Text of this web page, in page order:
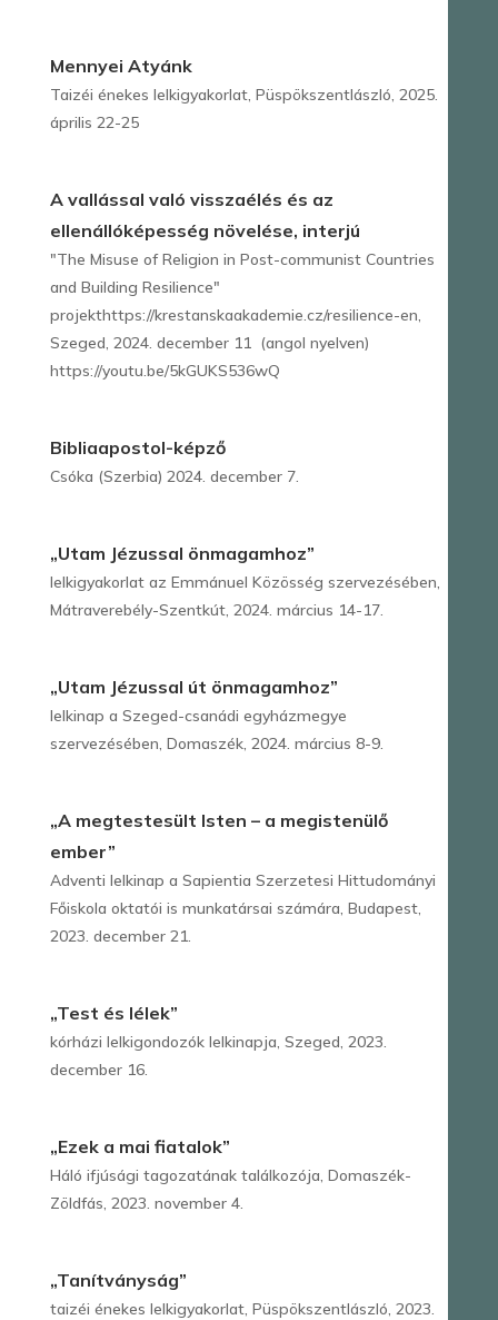
Mennyei Atyánk
Taizéi énekes lelkigyakorlat, Püspökszentlászló, 2025.
április 22-25
A vallással való visszaélés és az
ellenállóképesség növelése, interjú
"The Misuse of Religion in Post-communist Countries
and Building Resilience"
projekthttps://krestanskaakademie.cz/resilience-en,
Szeged, 2024. december 11 (angol nyelven)
https://youtu.be/5kGUKS536wQ
Bibliaapostol-képző
Csóka (Szerbia) 2024. december 7.
„Utam Jézussal önmagamhoz”
lelkigyakorlat az Emmánuel Közösség szervezésében,
Mátraverebély-Szentkút, 2024. március 14-17.
„Utam Jézussal út önmagamhoz”
lelkinap a Szeged-csanádi egyházmegye
szervezésében, Domaszék, 2024. március 8-9.
„A megtestesült Isten – a megistenülő
ember”
Adventi lelkinap a Sapientia Szerzetesi Hittudományi
Főiskola oktatói is munkatársai számára, Budapest,
2023. december 21.
„Test és lélek”
kórházi lelkigondozók lelkinapja, Szeged, 2023.
december 16.
„Ezek a mai fiatalok”
Háló ifjúsági tagozatának találkozója, Domaszék-
Zöldfás, 2023. november 4.
„Tanítványság”
taizéi énekes lelkigyakorlat, Püspökszentlászló, 2023.